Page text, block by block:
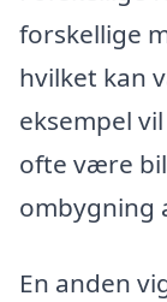
forskellige
hvilket kan
eksempel
ofte være
ombygning
En anden